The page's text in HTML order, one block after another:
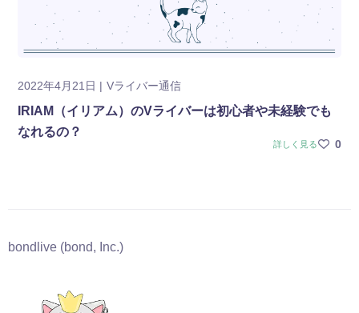
2022年4月21日 Vライバー通信
IRIAM（イリアム）のVライバーは初心者や未経験でも
なれるの？
詳しく見る 0
bondlive (bond, Inc.)